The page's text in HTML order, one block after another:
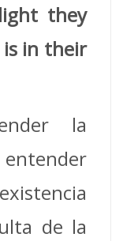
they
in their
la
entender
de la